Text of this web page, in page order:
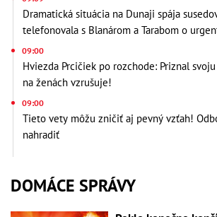
Dramatická situácia na Dunaji spája
telefonovala s Blanárom a Tarabom o
09:00
Hviezda Prcičiek po rozchode: Priznal
na ženách vzrušuje!
09:00
Tieto vety môžu zničiť aj pevný vzťah!
nahradiť
DOMÁCE SPRÁVY